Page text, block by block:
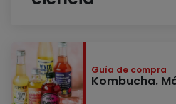
Guía de compra
Kombucha.